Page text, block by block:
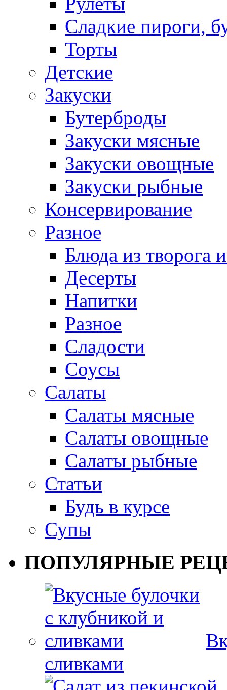
Сладкие пироги,
Торты
Детские
Закуски
Бутерброды
Закуски мясные
Закуски овощные
Закуски рыбные
Консервирование
Разное
Блюда из творога
Десерты
Напитки
Разное
Сладости
Соусы
Салаты
Салаты мясные
Салаты овощные
Салаты рыбные
Статьи
Будь в курсе
Супы
ПОПУЛЯРНЫЕ
сливками